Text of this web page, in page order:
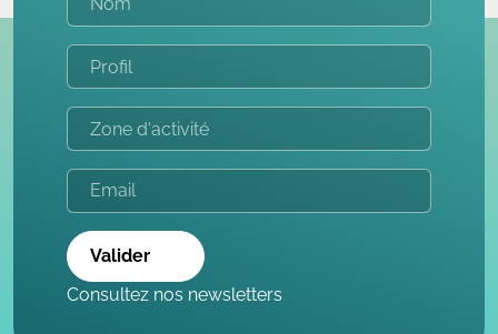
Valider
Consultez nos newsletters